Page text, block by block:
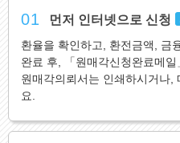
01 먼저 인터넷으로 신청
환율을 확인하고, 환전금액, 금
완료 후, 「원매각신청완료메
원매각의뢰서는 인쇄하시거나,
요.